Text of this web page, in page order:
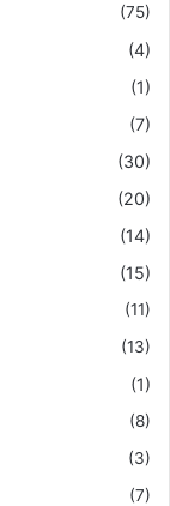
(75)
(4)
(1)
(7)
(30)
(20)
(14)
(15)
(11)
(13)
(1)
(8)
(3)
(7)